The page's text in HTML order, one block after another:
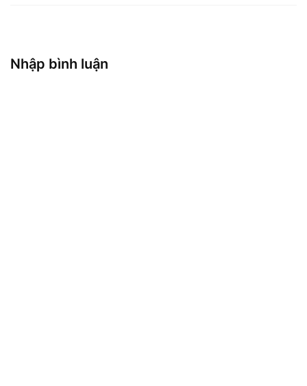
Nhập bình luận